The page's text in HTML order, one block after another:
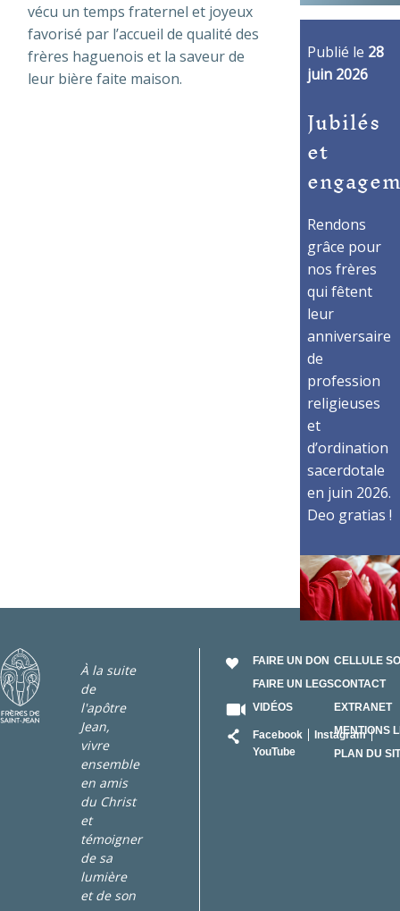
vécu un temps fraternel et joyeux
favorisé par l’accueil de qualité des
frères haguenois et la saveur de
leur bière faite maison.
Publié le 28
juin 2026
Jubilés
et
Rendons
grâce pour
nos frères
qui fêtent
leur
anniversaire
de
profession
religieuses
et
d’ordination
sacerdotale
en juin 2026.
Deo gratias !
À la suite
de
l'apôtre
Jean,
vivre
ensemble
en amis
du Christ
et
témoigner
de sa
lumière
et de son
FAIRE UN DON
FAIRE UN LEGS
VIDÉOS
Facebook
Instagram
YouTube
CELLULE
CONTACT
EXTRANET
MENTIONS
PLAN DU